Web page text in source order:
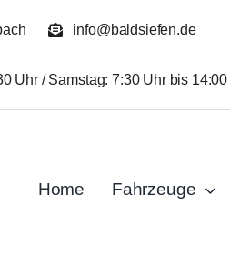
info@baldsiefen.de
Uhr / Samstag: 7:30 Uhr bis
Home Fahrzeuge